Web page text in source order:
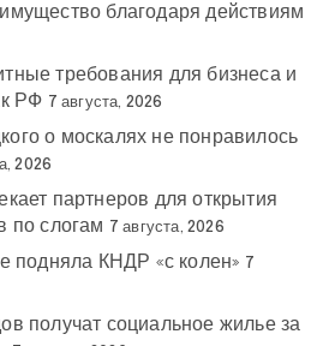
благодаря действиям
требования для бизнеса и
РФ 7 августа, 2026
о москалях не понравилось
2026
партнеров для открытия
по слогам 7 августа, 2026
подняла КНДР «с колен» 7
получат социальное жилье за